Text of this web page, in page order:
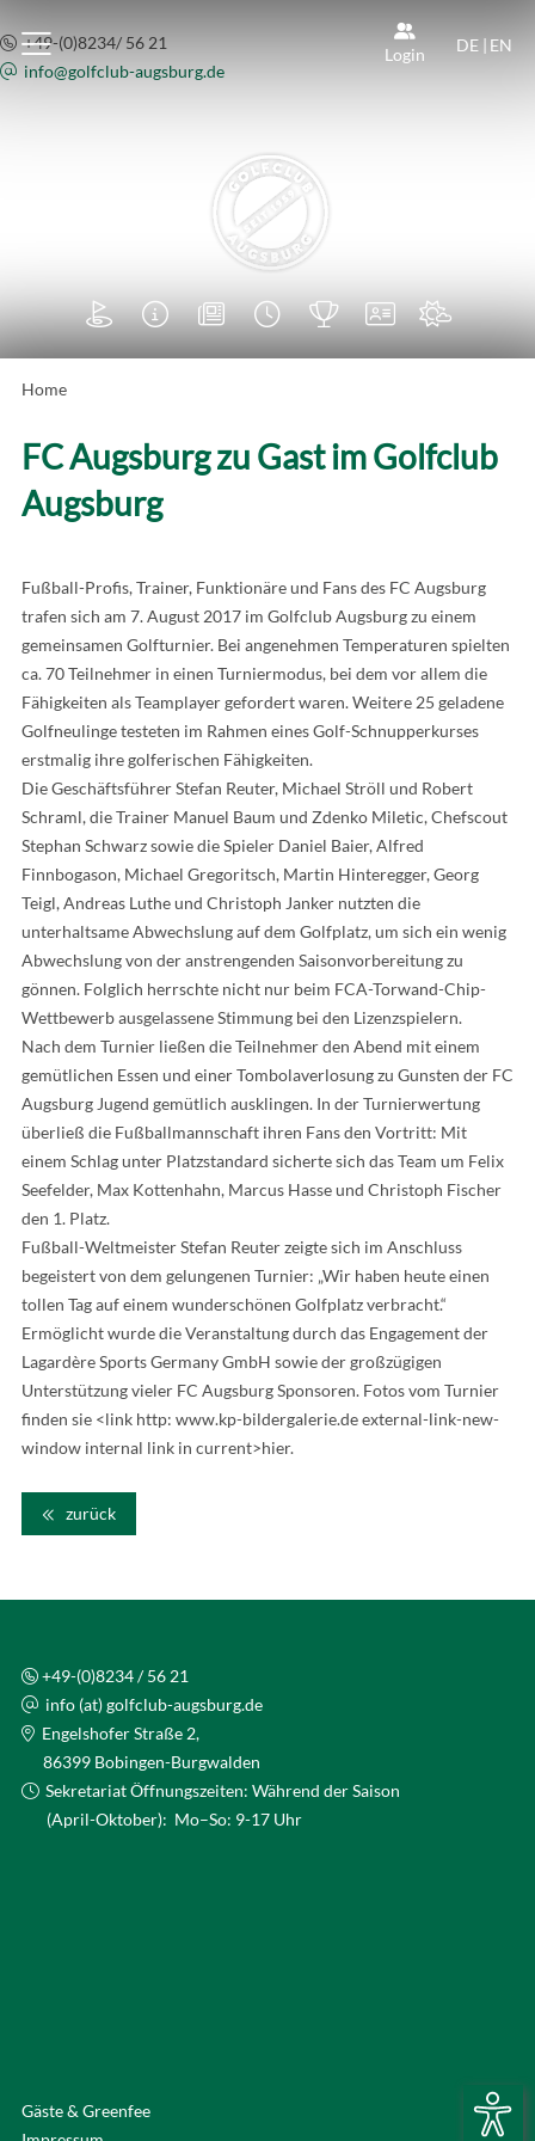
Login DE | EN
+49-(0)8234/ 56 21
info@golfclub-augsburg.de
      
Home
FC Augsburg zu Gast im Golfclub
Augsburg
Fußball-Profis, Trainer, Funktionäre und Fans des FC Augsburg
trafen sich am 7. August 2017 im Golfclub Augsburg zu einem
gemeinsamen Golfturnier. Bei angenehmen Temperaturen spielten
ca. 70 Teilnehmer in einen Turniermodus, bei dem vor allem die
Fähigkeiten als Teamplayer gefordert waren. Weitere 25 geladene
Golfneulinge testeten im Rahmen eines Golf-Schnupperkurses
erstmalig ihre golferischen Fähigkeiten.
Die Geschäftsführer Stefan Reuter, Michael Ströll und Robert
Schraml, die Trainer Manuel Baum und Zdenko Miletic, Chefscout
Stephan Schwarz sowie die Spieler Daniel Baier, Alfred
Finnbogason, Michael Gregoritsch, Martin Hinteregger, Georg
Teigl, Andreas Luthe und Christoph Janker nutzten die
unterhaltsame Abwechslung auf dem Golfplatz, um sich ein wenig
Abwechslung von der anstrengenden Saisonvorbereitung zu
gönnen. Folglich herrschte nicht nur beim FCA-Torwand-Chip-
Wettbewerb ausgelassene Stimmung bei den Lizenzspielern.
Nach dem Turnier ließen die Teilnehmer den Abend mit einem
gemütlichen Essen und einer Tombolaverlosung zu Gunsten der FC
Augsburg Jugend gemütlich ausklingen. In der Turnierwertung
überließ die Fußballmannschaft ihren Fans den Vortritt: Mit
einem Schlag unter Platzstandard sicherte sich das Team um Felix
Seefelder, Max Kottenhahn, Marcus Hasse und Christoph Fischer
den 1. Platz.
Fußball-Weltmeister Stefan Reuter zeigte sich im Anschluss
begeistert von dem gelungenen Turnier: „Wir haben heute einen
tollen Tag auf einem wunderschönen Golfplatz verbracht.“
Ermöglicht wurde die Veranstaltung durch das Engagement der
Lagardère Sports Germany GmbH sowie der großzügigen
Unterstützung vieler FC Augsburg Sponsoren. Fotos vom Turnier
finden sie <link http: www.kp-bildergalerie.de external-link-new-
window internal link in current>hier.
zurück
+49-(0)8234 / 56 21
info (at) golfclub-augsburg.de
Engelshofer Straße 2,
86399 Bobingen-Burgwalden
Sekretariat Öffnungszeiten: Während der Saison
(April-Oktober): Mo–So: 9-17 Uhr
Gäste & Greenfee